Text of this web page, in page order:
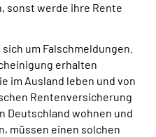
sonst werde ihre Rente
um Falschmeldungen.
erhalten
im Ausland leben und von
Rentenversicherung
Deutschland wohnen und
müssen einen solchen